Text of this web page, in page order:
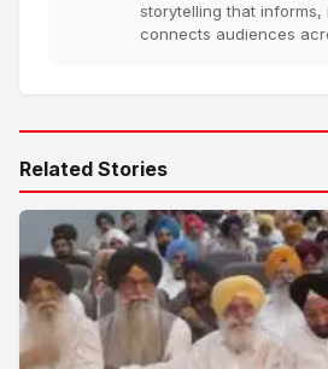
storytelling that informs,
connects audiences
Related Stories